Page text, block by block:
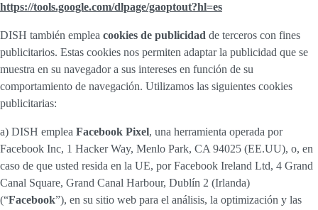
https://tools.google.com/dlpage/gaoptout?hl=es
DISH también emplea cookies de publicidad de terceros con fines
publicitarios. Estas cookies nos permiten adaptar la publicidad que se
muestra en su navegador a sus intereses en función de su
comportamiento de navegación. Utilizamos las siguientes cookies
publicitarias:
a) DISH emplea Facebook Pixel, una herramienta operada por
Facebook Inc, 1 Hacker Way, Menlo Park, CA 94025 (EE.UU), o, en
caso de que usted resida en la UE, por Facebook Ireland Ltd, 4 Grand
Canal Square, Grand Canal Harbour, Dublín 2 (Irlanda)
(“Facebook”), en su sitio web para el análisis, la optimización y las